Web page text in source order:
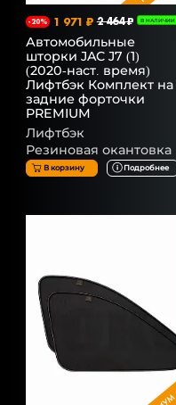
-20% 1 971 ₽ 2 464 ₽ В НАЛИЧИИ
Автомобильные
шторки JAC J7 (1)
(2020-наст. время)
Лифтбэк Комплект на
задние форточки
PREMIUM
Лифтбэк
Резиновая окантовка
В корзину Подробнее